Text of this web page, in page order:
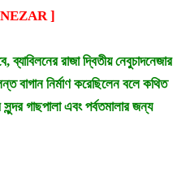
]
ব্যাবিলনের রাজা দ্বিতীয় নেবুচাদনেজার
বাগান নির্মাণ করেছিলেন বলে কথিত
গাছপালা এবং পর্বতমালার জন্য